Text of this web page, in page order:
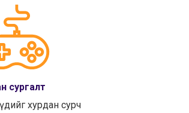
сургалт
хурдан сурч